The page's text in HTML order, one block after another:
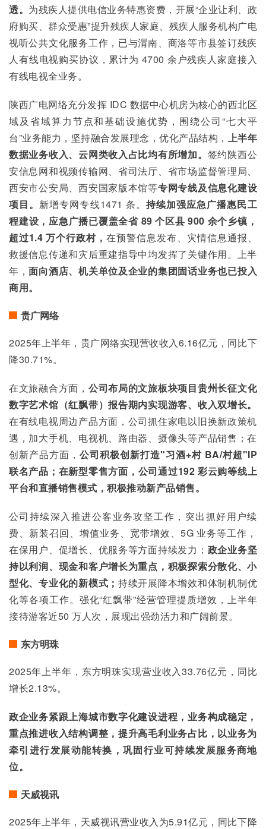
透。 为残疾人提供电信业务特惠资费，开展“企业让利、政
府购买、群众受惠”提升残疾人家庭、残疾人服务机构广电
视听公共文化服务工作，已与渭南、商洛等市县签订残疾
人有线电视购买协议，累计为 4700 余户残疾人家庭接入
有线电视全业务。
陕西广电网络充分发挥 IDC 数据中心机房为核心的西北区
域及省域算力节点和基础设施优势，围绕公司“七大平
台”业务能力，坚持融合发展理念，优化产品结构， 上半年
数据业务收入、云网类收入占比均有所增加。 签约陕西公
安信息网和视频传输网、省司法厅、省市场监督管理局、
西安市公安局、西安国家版本馆等专网专线及信息化建设
项目。 新增专网专线1471 条。 持续加强应急广播惠民工
程建设，应急广播已覆盖全省 89 个区县 900 余个乡镇，
超过1.4 万个行政村，在预警信息发布、灾情信息通报、
救援信息传递和灾后重建指导中均发挥了关键作用。上半
年，面向酒店、机关单位及企业的集团固话业务也已投入
商用。
贵广网络
2025年上半年，贵广网络实现营收收入6.16亿元，同比下
降30.71%。
在文旅融合方面， 公司布局的文旅板块项目贵州长征文化
数字艺术馆（红飘带）报告期内实现游客、收入双增长。
在有线电视周边产品方面，公司抓住家电以旧换新政策机
遇，加大手机、电视机、路由器、摄像头等产品销售；在
创新产品方面， 公司积极创新打造"习酒+村 BA/村超"IP
联名产品；在新型零售方面，公司通过192 彩云购等线上
平台和直播销售模式，积极推动新产品销售。
公司持续深入推进公客业务攻坚工作，突出抓好用户续
费、新装召回、增值业务、宽带增效、5G 业务等工作，
在保用户、促增长、优服务等方面持续发力； 政企业务坚
持以利润、现金和客户增长为重点，积极探索分散化、小
型化、专业化的新模式； 持续开展降本增效和体制机制优
化等各项工作。强化“红飘带”经营管理提质增效，上半年
接待游客近50 万人次，展现出强劲活力和广阔前景。
东方明珠
2025年上半年，东方明珠实现营业收入33.76亿元，同比
增长2.13%。
政企业务紧跟上海城市数字化建设进程，业务构成稳定，
重点推进收入结构调整，提升高毛利业务占比，以业务为
牵引进行发展动能转换，巩固行业可持续发展服务商地
位。
天威视讯
2025年上半年，天威视讯营业收入为5.91亿元，同比下降